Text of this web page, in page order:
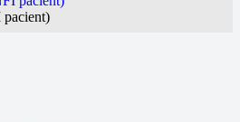
pacient)